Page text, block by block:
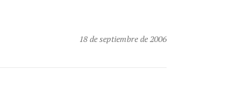
18 de septiembre de 2006